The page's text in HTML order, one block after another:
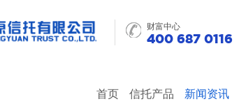
财富中心
400 687 0116
首页 信托产品 新闻资讯